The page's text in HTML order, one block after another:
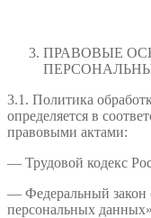
ПРАВОВЫЕ
3.1. Политика
определяется в
правовыми актами:
— Трудовой кодекс
— Федеральный
персональных данных»